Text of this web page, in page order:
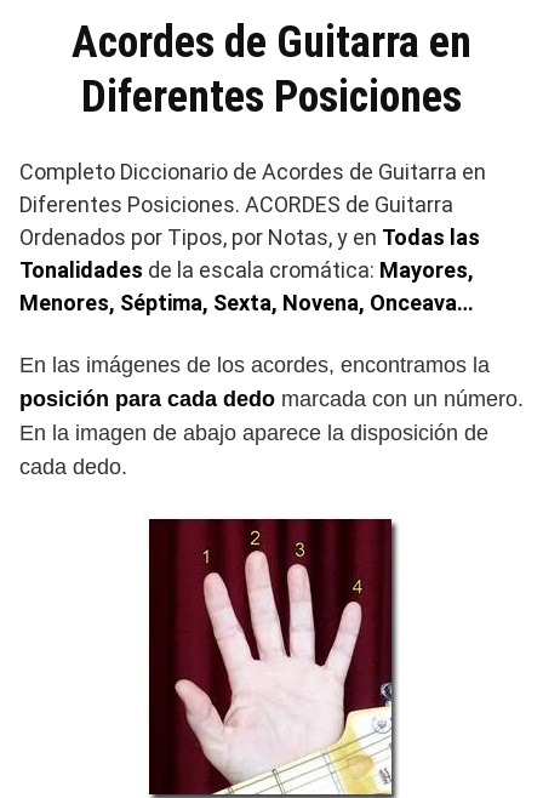
Acordes de Guitarra en
Diferentes Posiciones
Completo Diccionario de Acordes de Guitarra en
Diferentes Posiciones. ACORDES de Guitarra
Ordenados por Tipos, por Notas, y en Todas las
Tonalidades de la escala cromática: Mayores,
Menores, Séptima, Sexta, Novena, Onceava…
En las imágenes de los acordes, encontramos la
posición para cada dedo marcada con un número.
En la imagen de abajo aparece la disposición de
cada dedo.